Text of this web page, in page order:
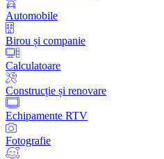
Automobile
Birou și companie
Calculatoare
Construcție și renovare
Echipamente RTV
Fotografie